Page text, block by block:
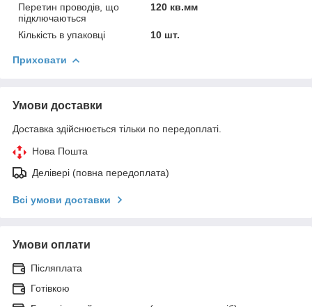
Перетин проводів, що
підключаються
120 кв.мм
Кількість в упаковці 10 шт.
Приховати
Умови доставки
Доставка здійснюється тільки по передоплаті.
Нова Пошта
Делівері (повна передоплата)
Всі умови доставки
Умови оплати
Післяплата
Готівкою